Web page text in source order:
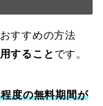
すすめの方法
すること です。
度の無料期間が